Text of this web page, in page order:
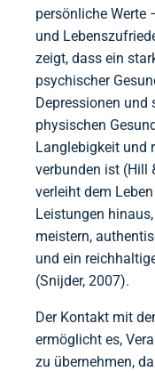
persönliche Werte
und
zeigt, dass ein
psychischer
Depressionen und
physischen
Langlebigkeit und
verbunden ist (Hill
verleiht dem
Leistungen
meistern,
und ein
(Snijder, 2007).
Der Kontakt mit
ermöglicht es,
zu übernehmen,